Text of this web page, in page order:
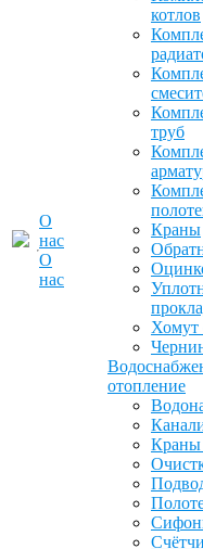
О
нас
О
нас
котлов
труб
Краны
Хомут
отопление
Краны